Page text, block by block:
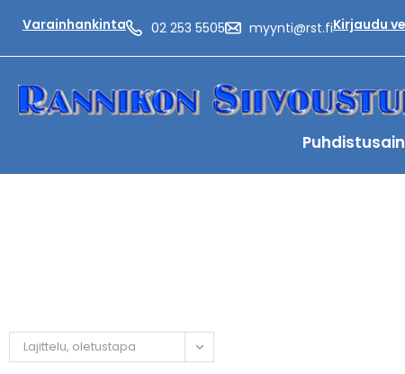
Varainhankinta 02 253 5505 myynti@rst.fiKirjaudu
Lajittelu, oletustapa